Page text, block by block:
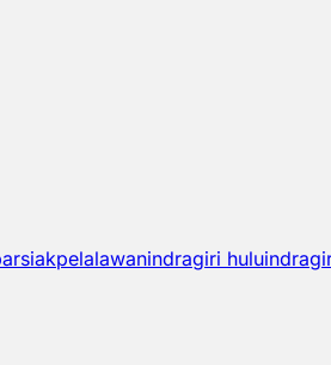
siakpelalawanindragiri hulu